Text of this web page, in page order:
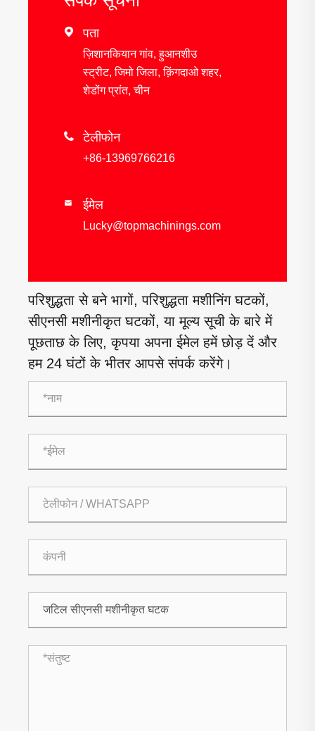
 पता
ज़िशानकियान गांव, हुआनशीउ
स्ट्रीट, जिमो जिला, क़िंगदाओ शहर,
शेडोंग प्रांत, चीन
 टेलीफोन
+86-13969766216
 ईमेल
Lucky@topmachinings.com
परिशुद्धता से बने भागों, परिशुद्धता मशीनिंग घटकों,
सीएनसी मशीनीकृत घटकों, या मूल्य सूची के बारे में
पूछताछ के लिए, कृपया अपना ईमेल हमें छोड़ दें और
हम 24 घंटों के भीतर आपसे संपर्क करेंगे।